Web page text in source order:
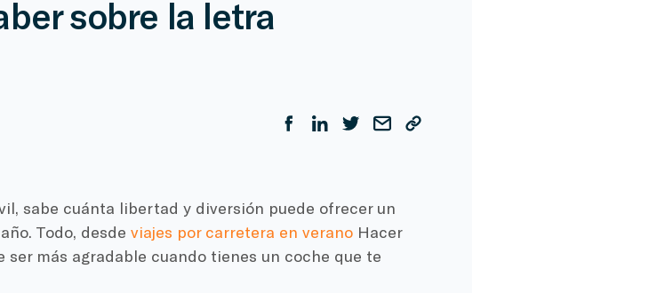
sobre la letra
sabe cuánta libertad y diversión puede ofrecer un
Todo, desde viajes por carretera en veranoHacer
ser más agradable cuando tienes un coche que te